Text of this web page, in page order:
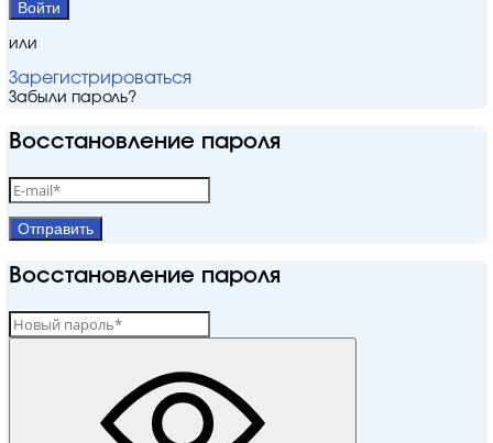
Войти
или
Зарегистрироваться
Забыли пароль?
Восстановление пароля
Отправить
Восстановление пароля